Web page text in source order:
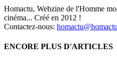
Homactu, Webzine de l'Homme
cinéma... Créé en 2012 !
Contactez-nous:
ENCORE PLUS D'ARTICLES